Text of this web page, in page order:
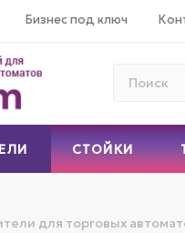
Бизнес под ключ
СТОЙКИ
для торговых